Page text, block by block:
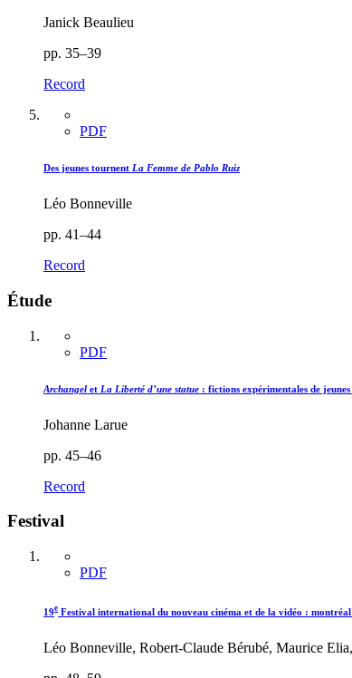
Janick Beaulieu
pp. 35–39
Record
PDF
Des jeunes tournent La Femme de Pablo Ruiz
Léo Bonneville
pp. 41–44
Record
Étude
PDF
Archangel et La Liberté d’une statue : fictions expérimentales de jeunes
Johanne Larue
pp. 45–46
Record
Festival
PDF
19e Festival international du nouveau cinéma et de la vidéo : montréal
Léo Bonneville, Robert-Claude Bérubé, Maurice